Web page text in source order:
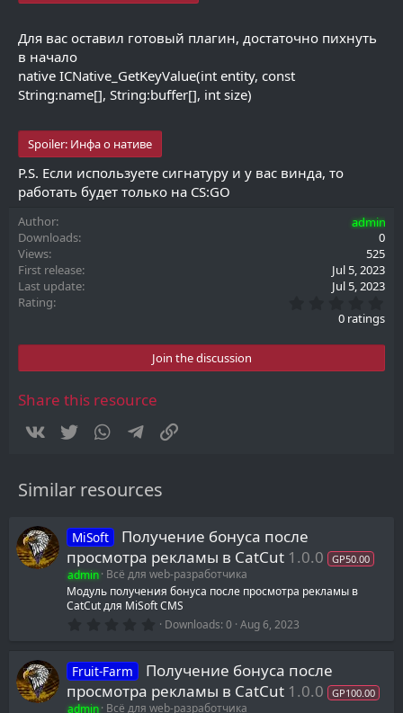
Для вас оставил готовый плагин, достаточно пихнуть
в начало
native ICNative_GetKeyValue(int entity, const
String:name[], String:buffer[], int size)
Spoiler: Инфа о нативе
P.S. Если используете сигнатуру и у вас винда, то
работать будет только на CS:GO
Author
admin
Downloads
0
Views
525
First release
Jul 5, 2023
Last update
Jul 5, 2023
Rating
.
0
t
0 ratings
Join the discussion
Share this resource
Vkontakte
Twitter WhatsAppTelegram
Similar resources
MiSoft
Получение бонуса после
просмотра рекламы в CatCut 1.0.0 GP50.00
admin Всё для web-разработчика
Модуль получения бонуса после просмотра рекламы в
CatCut для MiSoft CMS
0
0
s
t
a
Downloads 0 Aug 6, 2023
Fruit-Farm
Получение бонуса после
просмотра рекламы в CatCut 1.0.0 GP100.00
admin Всё для web-разработчика